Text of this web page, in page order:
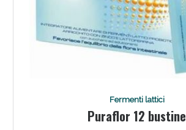
Fermenti lattici
Puraflor 12 bustine